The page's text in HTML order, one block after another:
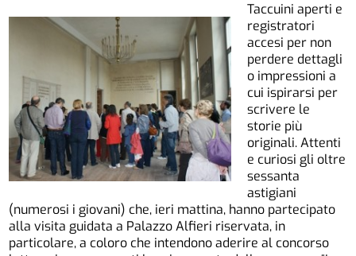
Taccuini aperti e
registratori
accesi per non
perdere dettagli
o impressioni a
cui ispirarsi per
scrivere le
storie più
originali. Attenti
e curiosi gli oltre
sessanta
astigiani
(numerosi i giovani) che, ieri mattina, hanno partecipato
alla visita guidata a Palazzo Alfieri riservata, in
particolare, a coloro che intendono aderire al concorso